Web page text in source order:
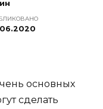
основных
сделать